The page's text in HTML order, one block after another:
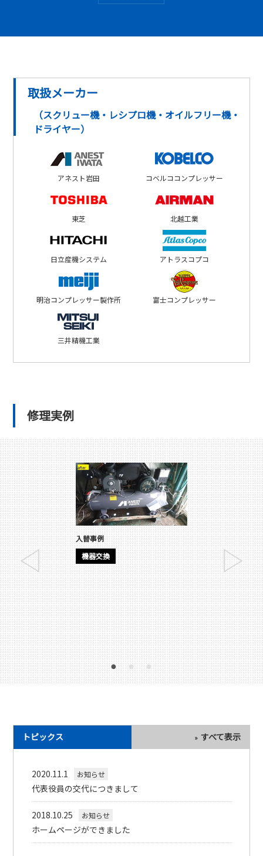
取扱メーカー
（スクリュー機・レシプロ機・オイルフリー機・
ドライヤー）
アネスト岩田 コベルココンプレッサー
東芝 北越工業
日立産機システム アトラスコプコ
明治コンプレッサー製作所 富士コンプレッサー
三井精機工業
修理実例
入替事例
機器交換
トピックス すべて表示
2020.11.1 お知らせ
代表役員の交代につきまして
2018.10.25 お知らせ
ホームページができました